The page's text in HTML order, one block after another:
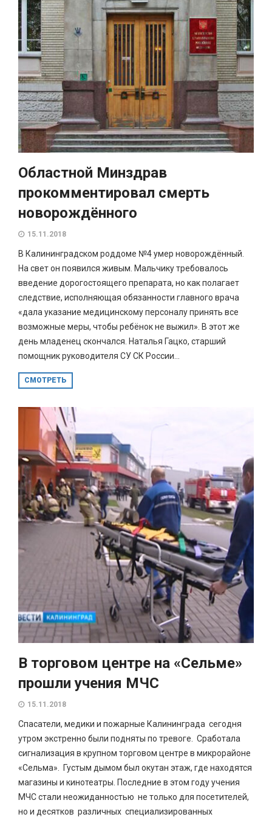
Областной Минздрав
прокомментировал смерть
новорождённого
15.11.2018
В Калининградском роддоме №4 умер новорождённый.
На свет он появился живым. Мальчику требовалось
введение дорогостоящего препарата, но как полагает
следствие, исполняющая обязанности главного врача
«дала указание медицинскому персоналу принять все
возможные меры, чтобы ребёнок не выжил». В этот же
день младенец скончался. Наталья Гацко, старший
помощник руководителя СУ СК России...
СМОТРЕТЬ
В торговом центре на «Сельме»
прошли учения МЧС
15.11.2018
Спасатели, медики и пожарные Калининграда сегодня
утром экстренно были подняты по тревоге. Сработала
сигнализация в крупном торговом центре в микрорайоне
«Сельма». Густым дымом был окутан этаж, где находятся
магазины и кинотеатры. Последние в этом году учения
МЧС стали неожиданностью не только для посетителей,
но и десятков различных специализированных